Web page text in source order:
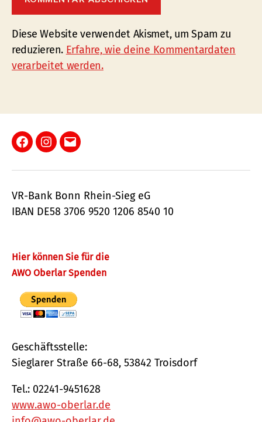
Diese Website verwendet Akismet, um Spam zu
reduzieren. Erfahre, wie deine Kommentardaten
verarbeitet werden.
Facebook
Instagram
E-
VR-Bank Bonn Rhein-Sieg eG
IBAN DE58 3706 9520 1206 8540 10
Hier können Sie für die
AWO Oberlar Spenden
Geschäftsstelle:
Sieglarer Straße 66-68, 53842 Troisdorf
Tel.: 02241-9451628
www.awo-oberlar.de